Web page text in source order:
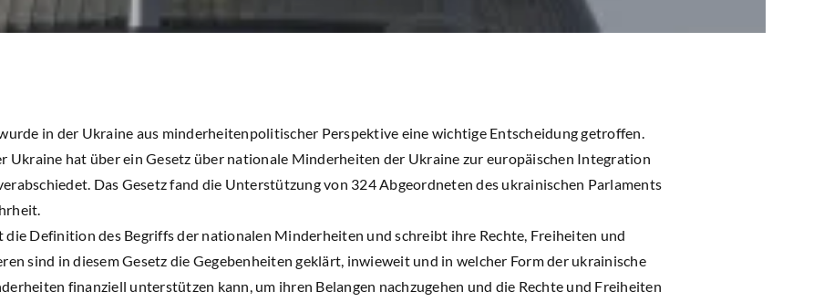
in der Ukraine aus minderheitenpolitischer Perspektive eine wichtige Entscheidung getroffen.
Ukraine hat über ein Gesetz über nationale Minderheiten der Ukraine zur europäischen Integration
Das Gesetz fand die Unterstützung von 324 Abgeordneten des ukrainischen Parlaments
die Definition des Begriffs der nationalen Minderheiten und schreibt ihre Rechte, Freiheiten und
sind in diesem Gesetz die Gegebenheiten geklärt, inwieweit und in welcher Form der ukrainische
finanziell unterstützen kann, um ihren Belangen nachzugehen und die Rechte und Freiheiten